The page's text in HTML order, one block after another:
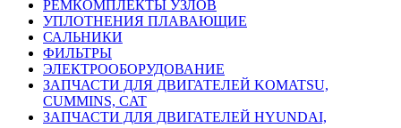
РЕМКОМПЛЕКТЫ УЗЛОВ
УПЛОТНЕНИЯ ПЛАВАЮЩИЕ
САЛЬНИКИ
ФИЛЬТРЫ
ЭЛЕКТРООБОРУДОВАНИЕ
ЗАПЧАСТИ ДЛЯ ДВИГАТЕЛЕЙ KOMATSU,
CUMMINS, CAT
ЗАПЧАСТИ ДЛЯ ДВИГАТЕЛЕЙ HYUNDAI,